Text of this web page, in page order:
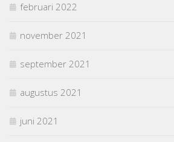
februari 2022
november 2021
september 2021
augustus 2021
juni 2021